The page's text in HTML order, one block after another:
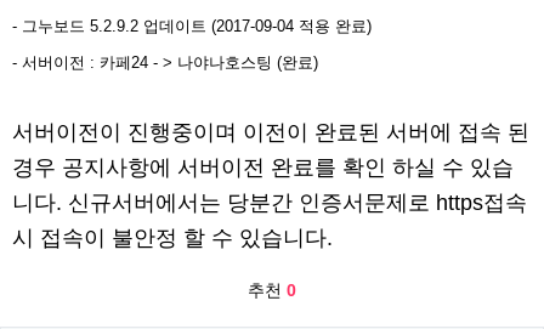
- 그누보드 5.2.9.2 업데이트 (2017-09-04 적용 완료)​
- 서버이전 : 카페24 - > 나야나호스팅 (완료)
서버이전이 진행중이며 이전이 완료된 서버에 접속 된
경우 공지사항에 서버이전 완료를 확인 하실 수 있습
니다. 신규서버에서는 당분간 인증서문제로 https접속
시 접속이 불안정 할 수 있습니다.
추천 0